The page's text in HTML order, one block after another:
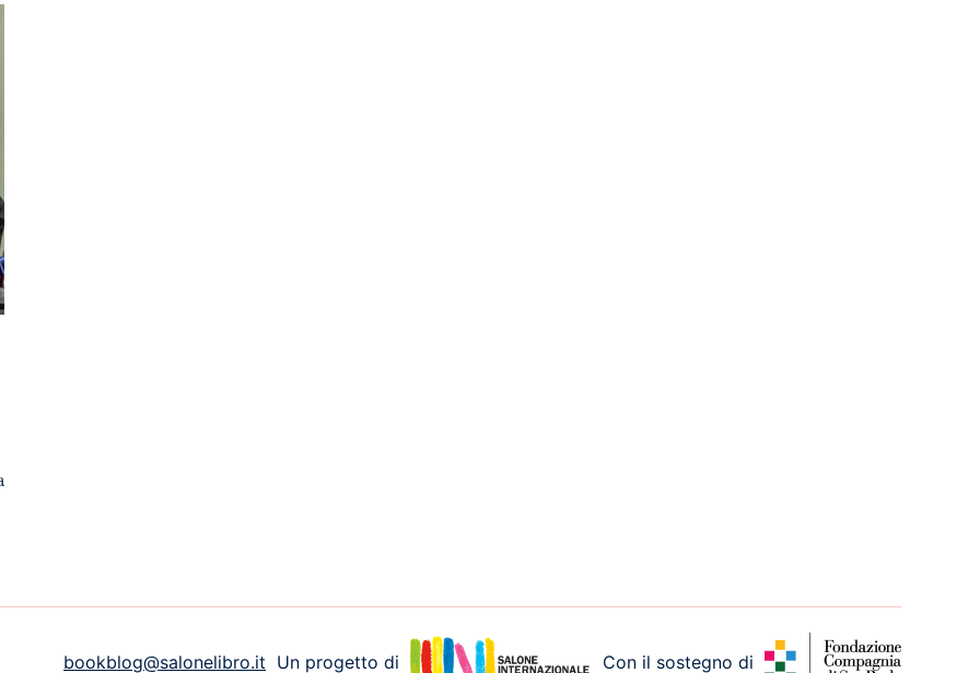
bookblog@salonelibro.it Un progetto di Con il sostegno di